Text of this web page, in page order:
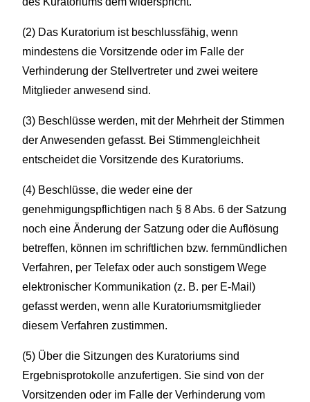
(2) Das Kuratorium ist beschlussfähig, wenn
mindestens die Vorsitzende oder im Falle der
Verhinderung der Stellvertreter und zwei weitere
Mitglieder anwesend sind.
(3) Beschlüsse werden, mit der Mehrheit der Stimmen
der Anwesenden gefasst. Bei Stimmengleichheit
entscheidet die Vorsitzende des Kuratoriums.
(4) Beschlüsse, die weder eine der
genehmigungspflichtigen nach § 8 Abs. 6 der Satzung
noch eine Änderung der Satzung oder die Auflösung
betreffen, können im schriftlichen bzw. fernmündlichen
Verfahren, per Telefax oder auch sonstigem Wege
elektronischer Kommunikation (z. B. per E-Mail)
gefasst werden, wenn alle Kuratoriumsmitglieder
diesem Verfahren zustimmen.
(5) Über die Sitzungen des Kuratoriums sind
Ergebnisprotokolle anzufertigen. Sie sind von der
Vorsitzenden oder im Falle der Verhinderung vom